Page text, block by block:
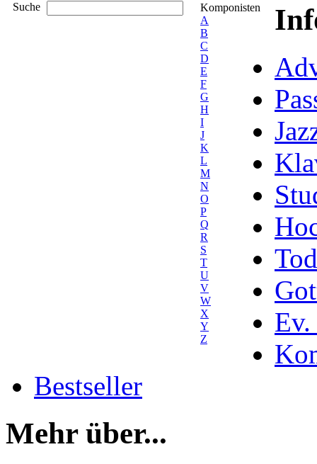
Suche
Komponisten
A
B
C
D
E
F
G
H
I
J
K
L
M
N
O
P
Q
R
S
T
U
V
W
X
Y
Z
Ev.
Bestseller
Mehr über...